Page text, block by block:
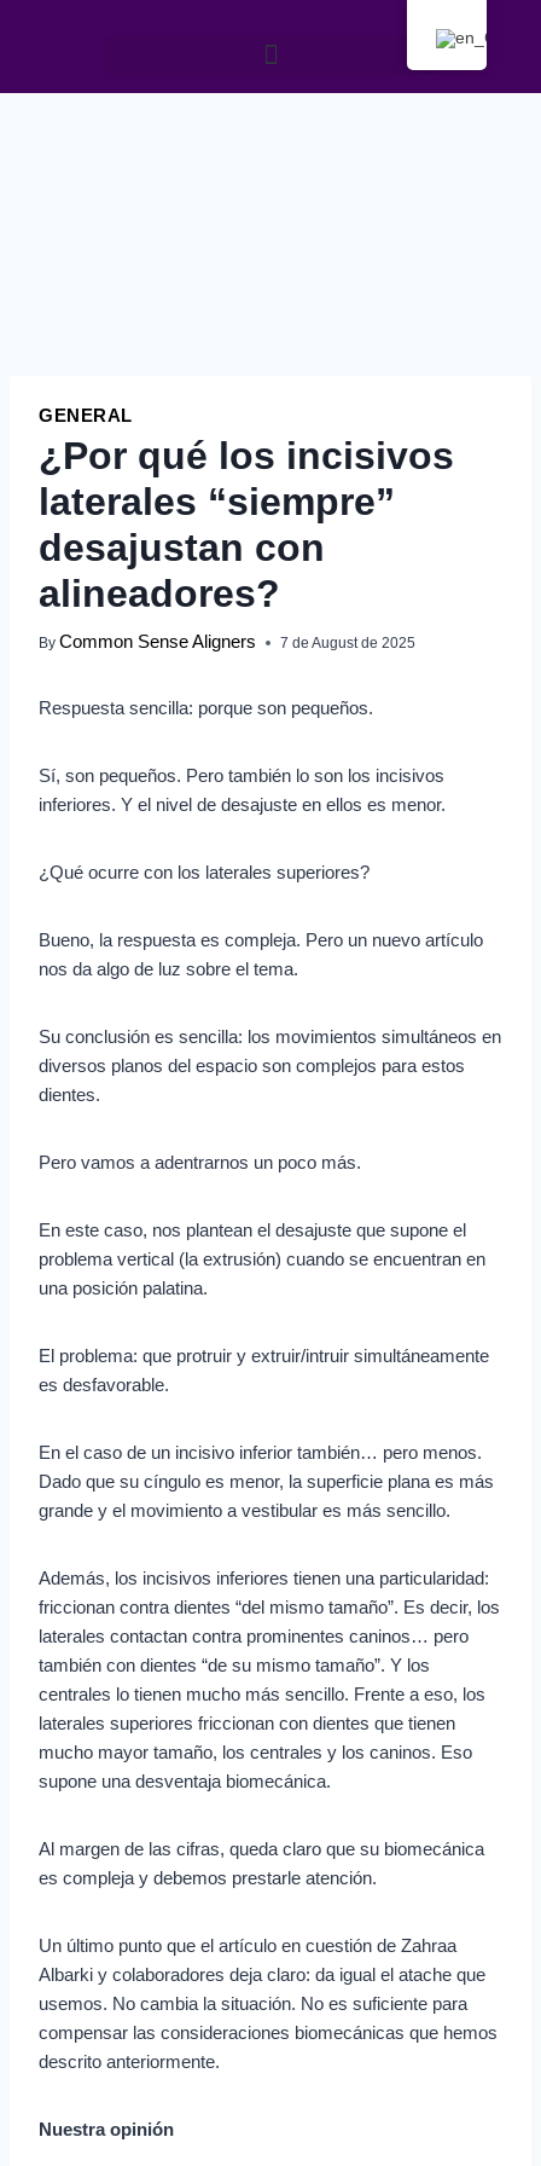
GENERAL
¿Por qué los incisivos
laterales “siempre”
desajustan con
alineadores?
By Common Sense Aligners 7 de August de 2025
Respuesta sencilla: porque son pequeños.
Sí, son pequeños. Pero también lo son los incisivos
inferiores. Y el nivel de desajuste en ellos es menor.
¿Qué ocurre con los laterales superiores?
Bueno, la respuesta es compleja. Pero un nuevo artículo
nos da algo de luz sobre el tema.
Su conclusión es sencilla: los movimientos simultáneos en
diversos planos del espacio son complejos para estos
dientes.
Pero vamos a adentrarnos un poco más.
En este caso, nos plantean el desajuste que supone el
problema vertical (la extrusión) cuando se encuentran en
una posición palatina.
El problema: que protruir y extruir/intruir simultáneamente
es desfavorable.
En el caso de un incisivo inferior también… pero menos.
Dado que su cíngulo es menor, la superficie plana es más
grande y el movimiento a vestibular es más sencillo.
Además, los incisivos inferiores tienen una particularidad:
friccionan contra dientes “del mismo tamaño”. Es decir, los
laterales contactan contra prominentes caninos… pero
también con dientes “de su mismo tamaño”. Y los
centrales lo tienen mucho más sencillo. Frente a eso, los
laterales superiores friccionan con dientes que tienen
mucho mayor tamaño, los centrales y los caninos. Eso
supone una desventaja biomecánica.
Al margen de las cifras, queda claro que su biomecánica
es compleja y debemos prestarle atención.
Un último punto que el artículo en cuestión de Zahraa
Albarki y colaboradores deja claro: da igual el atache que
usemos. No cambia la situación. No es suficiente para
compensar las consideraciones biomecánicas que hemos
descrito anteriormente.
Nuestra opinión